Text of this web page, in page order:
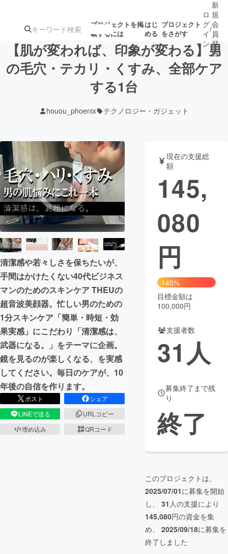
プロジェクトを掲
載するには
はじ
める
プロジェクト
をさがす
注目の新着プロ
ジェクト
募集終了が近いプ
テクノロジー・ガジェット
映像・映画 書籍・雑誌
ビジネス・起業 チャレンジ
まちづくり・地域活性化
CAMPFIRE for Social Good
CAMPFIRE Creation
CAMPFIREふるさと納税machi-ya コミュニティ
ロ
グ
イ
ン
/
新
規
会
員
登
録
【肌が変われば、印象が変わる】男
の毛穴・テカリ・くすみ、全部ケア
する1台
houou_phoenix テクノロジー・ガジェット
清潔感や若々しさを保ちたいが、
手間はかけたくない40代ビジネス
マンのためのスキンケア THEUの
超音波美顔器。忙しい男のための
1分スキンケア「簡単・時短・効
果実感」にこだわり「清潔感は、
武器になる。」をテーマに企画。
鏡を見るのが楽しくなる、を実感
してください。毎日のケアが、10
年後の自信を作ります。
ポスト
シェア
LINEで送る
URLコピー
埋め込み
QRコード
現在の支援総
額
145,
080
円
145%
目標金額は
100,000円
支援者数
31 人
募集終了まで残
り
終了
このプロジェクトは、
2025/07/01に募集を開始
し、 31 人の支援により
145,080円の資金を集
め、 2025/09/18に募集を
終了しました